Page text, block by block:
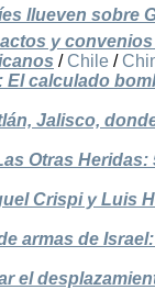
llueven sobre
y
/ Chile /
calculado
Jalisco,
Otras
Crispi y Luis
armas de
el